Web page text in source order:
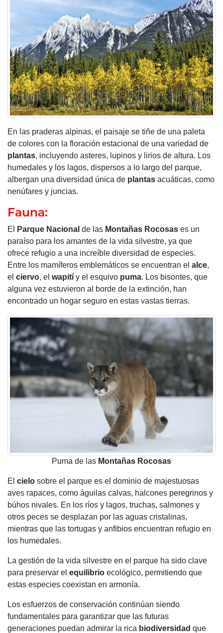
En las praderas alpinas, el paisaje se tiñe de una paleta
de colores con la floración estacional de una variedad de
plantas, incluyendo asteres, lupinos y lirios de altura. Los
humedales y los lagos, dispersos a lo largo del parque,
albergan una diversidad única de plantas acuáticas, como
nenúfares y juncias.
Fauna:
El Parque Nacional de las Montañas Rocosas es un
paraíso para los amantes de la vida silvestre, ya que
ofrece refugio a una increíble diversidad de especies.
Entre los mamíferos emblemáticos se encuentran el alce,
el ciervo, el wapití y el esquivo puma. Los bisontes, que
alguna vez estuvieron al borde de la extinción, han
encontrado un hogar seguro en estas vastas tierras.
Puma de las Montañas Rocosas
El cielo sobre el parque es el dominio de majestuosas
aves rapaces, como águilas calvas, halcones peregrinos y
búhos nivales. En los ríos y lagos, truchas, salmones y
otros peces se desplazan por las aguas cristalinas,
mientras que las tortugas y anfibios encuentran refugio en
los humedales.
La gestión de la vida silvestre en el parque ha sido clave
para preservar el equilibrio ecológico, permitiendo que
estas especies coexistan en armonía.
Los esfuerzos de conservación continúan siendo
fundamentales para garantizar que las futuras
generaciones puedan admirar la rica biodiversidad que